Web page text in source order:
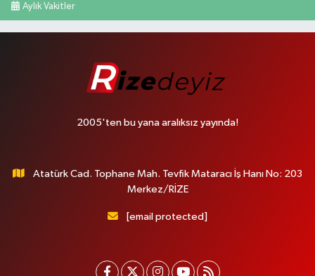
Aylık Vakitler
2005'ten bu yana aralıksız yayında!
Atatürk Cad. Tophane Mah. Tevfik Mataracı İş Hanı No: 203
Merkez/RİZE
[email protected]